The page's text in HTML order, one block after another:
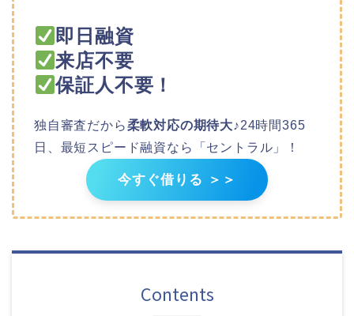
即日融資
来店不要
保証人不要！
独自審査だから柔軟対応の期待大♪24時間365
日、最短スピード融資なら「セントラル」！
今すぐ借りる ＞＞
Contents